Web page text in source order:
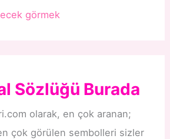
görmek
Sözlüğü Burada
olarak, en çok aranan;
çok görülen sembolleri sizler